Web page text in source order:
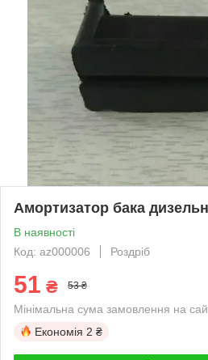
Амортизатор бака
В наявності
Код: az000006
Роздріб
51 ₴ 53 ₴
Мінімальна сума замовлення на
Економія 2 ₴